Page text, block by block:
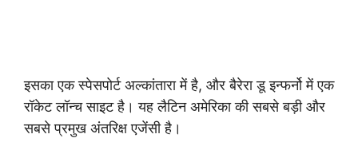
इसका एक स्पेसपोर्ट अल्कांतारा में है, और बैरेरा डू इन्फर्नो में एक
रॉकेट लॉन्च साइट है। यह लैटिन अमेरिका की सबसे बड़ी और
सबसे प्रमुख अंतरिक्ष एजेंसी है।